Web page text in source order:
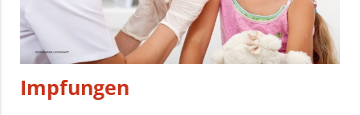
Impfungen